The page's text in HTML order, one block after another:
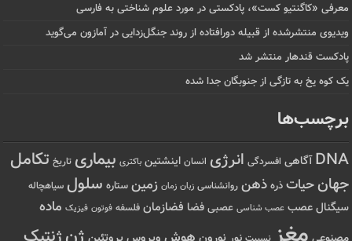
معرفی «کاگنتیو کست»، پادکستی در مورد علوم شناختی به فارسی
ویدیوی منتشرشده از قبیله دورافتاده‌ از روند جنگل‌زدایی در آمازون می‌گوید
پادکست قندهار منتشر شد
یک کوه یخ به تازگی از جنوبگان جدا شده
برچسب‌ها
DNA آگاهی افسردگی انرژی انسان اینشتین باکتری بیماری تاریخ تکامل
جهانحیات ذره ذهن روانشناسی زبان زمان زمین ستاره سلول سیاهچاله
سیگنال عصب عصب شناسی عصبی فضا فضازمان فلسفه فوتون فیزیک ماده